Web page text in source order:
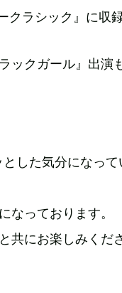
クラシック』に収
ックガール』出演
した気分になって
なっております。
共にお楽しみくだ